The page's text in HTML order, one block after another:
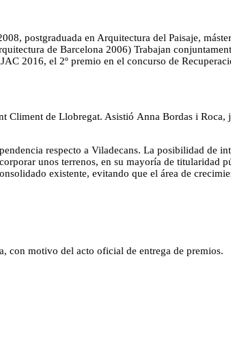
postgraduada en Arquitectura del Paisaje,
de Barcelona 2006) Trabajan
2016, el 2º premio en el concurso de
de Llobregat. Asistió Anna Bordas i
respecto a Viladecans. La posibilidad de
unos terrenos, en su mayoría de titularidad
existente, evitando que el área de
con motivo del acto oficial de entrega de premios.